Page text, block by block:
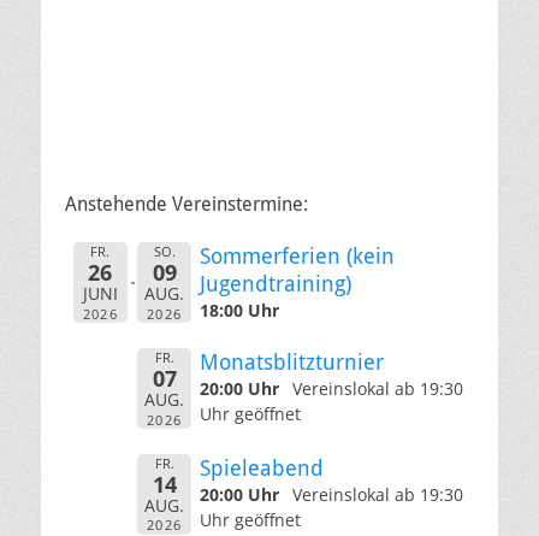
Anstehende Vereinstermine:
FR.
26
JUNI
2026
SO.
09
AUG.
2026
Sommerferien (kein
Jugendtraining)
18:00 Uhr
FR.
07
AUG.
2026
Monatsblitzturnier
20:00 Uhr Vereinslokal ab 19:30
Uhr geöffnet
FR.
14
AUG.
2026
Spieleabend
20:00 Uhr Vereinslokal ab 19:30
Uhr geöffnet